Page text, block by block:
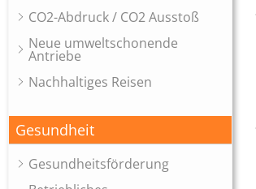
CO2-Abdruck / CO2 Ausstoß
Neue umweltschonende
Antriebe
Nachhaltiges Reisen
Gesundheit
Gesundheitsförderung